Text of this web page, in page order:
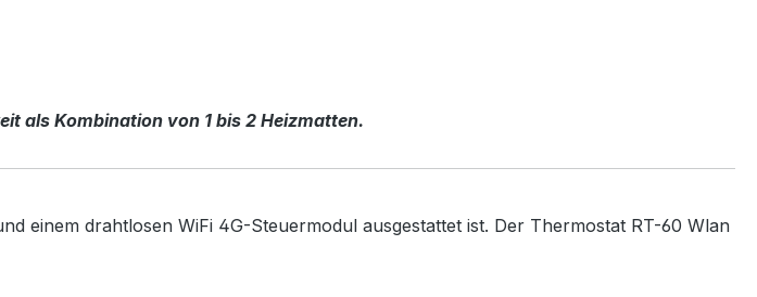
als Kombination von 1 bis 2 Heizmatten.
einem drahtlosen WiFi 4G-Steuermodul ausgestattet ist. Der Thermostat RT-60 Wlan